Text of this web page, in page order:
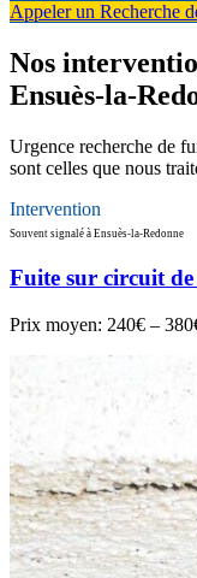
Appeler un Recherche
Nos
Ensuès-la-
Urgence recherche de
sont celles que nous
Intervention
Souvent signalé à Ensuès-la-Redonne
Fuite sur circuit
Prix moyen: 240€ –